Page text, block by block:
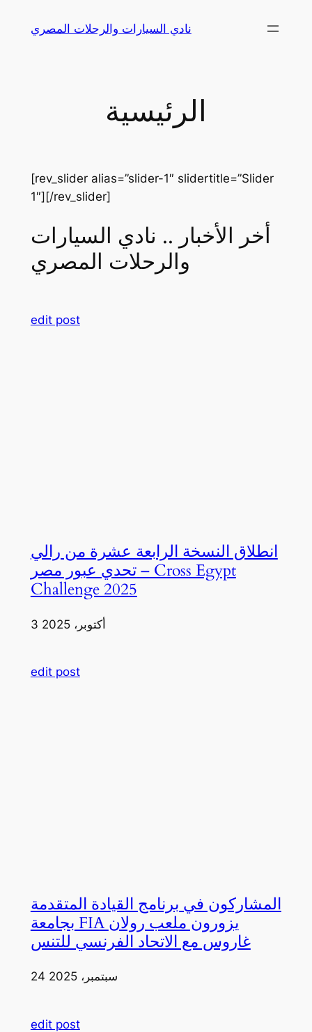
نادي السيارات والرحلات المصري
الرئيسية
[rev_slider alias=”slider-1″ slidertitle=”Slider
1″][/rev_slider]
أخر الأخبار .. نادي السيارات
والرحلات المصري
edit post
انطلاق النسخة الرابعة عشرة من رالي
تحدي عبور مصر – Cross Egypt
Challenge 2025
3 أكتوبر، 2025
edit post
المشاركون في برنامج القيادة المتقدمة
بجامعة FIA يزورون ملعب رولان
غاروس مع الاتحاد الفرنسي للتنس
24 سبتمبر، 2025
edit post